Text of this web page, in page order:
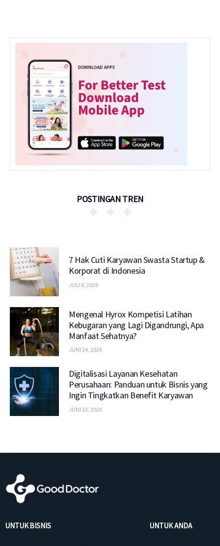
POSTINGAN TREN
7 Hak Cuti Karyawan Swasta Startup &
Korporat di Indonesia
JULI 6, 2026
Mengenal Hyrox Kompetisi Latihan
Kebugaran yang Lagi Digandrungi, Apa
Manfaat Sehatnya?
JUNI 24, 2026
Digitalisasi Layanan Kesehatan
Perusahaan: Panduan untuk Bisnis yang
Ingin Tingkatkan Benefit Karyawan
JUNI 23, 2026
UNTUK BISNIS UNTUK ANDA